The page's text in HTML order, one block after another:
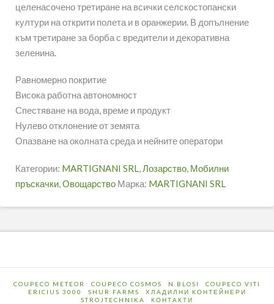
целенасочено третиране на всички селскостопански
култури на открити полета и в оранжерии. В допълнение
към третиране за борба с вредители и декоративна
зеленина.
Равномерно покритие
Висока работна автономност
Спестяване на вода, време и продукт
Нулево отклонение от земята
Опазване на околната среда и нейните оператори
Категории: MARTIGNANI SRL,Лозарство, Мобилни
пръскачки,Овощарство Марка: MARTIGNANI SRL
COUPECO METEOR COUPECO COSMOS N BLOSI
COUPECO VITI
ERICIUS 3000
SHUR FARMS
ХЛАДИЛНИ КОНТЕЙНЕРИ
STROJTECHNIKA
КОНТАКТИ